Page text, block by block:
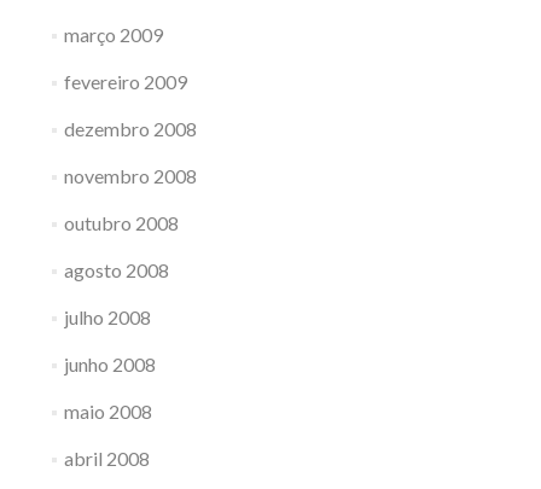
março 2009
fevereiro 2009
dezembro 2008
novembro 2008
outubro 2008
agosto 2008
julho 2008
junho 2008
maio 2008
abril 2008